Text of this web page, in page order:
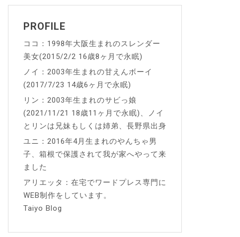
PROFILE
ココ：1998年大阪生まれのスレンダー
美女(2015/2/2 16歳8ヶ月で永眠)
ノイ：2003年生まれの甘えんボーイ
(2017/7/23 14歳6ヶ月で永眠)
リン：2003年生まれのサビっ娘
(2021/11/21 18歳11ヶ月で永眠)、ノイ
とリンは兄妹もしくは姉弟、長野県出身
ユニ：2016年4月生まれのやんちゃ男
子、箱根で保護されて我が家へやって来
ました
アリエッタ：在宅でワードプレス専門に
WEB制作をしています。
Taiyo Blog